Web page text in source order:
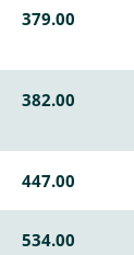
379.00
382.00
447.00
534.00